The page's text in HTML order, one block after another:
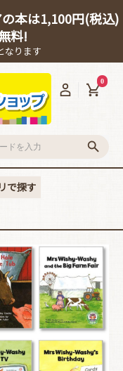
本は1,100円(税込)
料!
なります
0
で探す